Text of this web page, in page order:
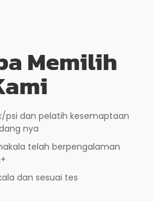
Memilih
psi dan pelatih kesemaptaan
nya
telah berpengalaman
dan sesuai tes